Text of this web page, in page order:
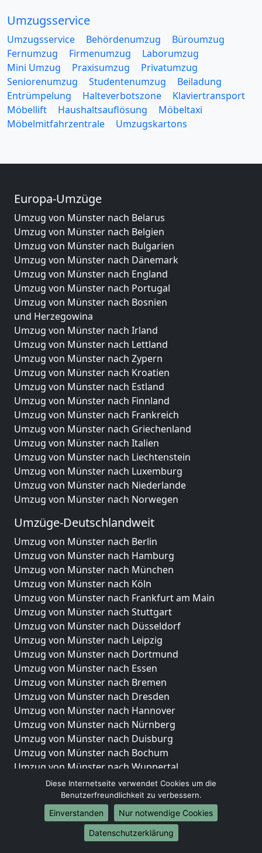
Umzugsservice
Umzugsservice Behördenumzug
Büroumzug
Fernumzug
Firmenumzug
Laborumzug
Mini Umzug
Praxisumzug
Privatumzug
Seniorenumzug
Studentenumzug
Beiladung
Entrümpelung
Halteverbotszone
Klaviertransport
Möbellift
Haushaltsauflösung
Möbeltaxi
Möbelmitfahrzentrale
Umzugskartons
Europa-Umzüge
Umzug von Münster nach Belarus
Umzug von Münster nach Belgien
Umzug von Münster nach Bulgarien
Umzug von Münster nach Dänemark
Umzug von Münster nach England
Umzug von Münster nach Portugal
Umzug von Münster nach Bosnien
und Herzegowina
Umzug von Münster nach Irland
Umzug von Münster nach Lettland
Umzug von Münster nach Zypern
Umzug von Münster nach Kroatien
Umzug von Münster nach Estland
Umzug von Münster nach Finnland
Umzug von Münster nach Frankreich
Umzug von Münster nach Griechenland
Umzug von Münster nach Italien
Umzug von Münster nach Liechtenstein
Umzug von Münster nach Luxemburg
Umzug von Münster nach Niederlande
Umzug von Münster nach Norwegen
Umzüge-Deutschlandweit
Umzug von Münster nach Berlin
Umzug von Münster nach Hamburg
Umzug von Münster nach München
Umzug von Münster nach Köln
Umzug von Münster nach Frankfurt am Main
Umzug von Münster nach Stuttgart
Umzug von Münster nach Düsseldorf
Umzug von Münster nach Leipzig
Umzug von Münster nach Dortmund
Umzug von Münster nach Essen
Umzug von Münster nach Bremen
Umzug von Münster nach Dresden
Umzug von Münster nach Hannover
Umzug von Münster nach Nürnberg
Umzug von Münster nach Duisburg
Umzug von Münster nach Bochum
Umzug von Münster nach Wuppertal
Umzug von Münster nach Bielefeld
Umzug von Münster nach Bonn
Umzug von Münster nach Münster
Internationale-Umzüge
Diese Internetseite verwendet Cookies um die
Benutzerfreundlichkeit zu verbessern.
Einverstanden
Nur notwendige Cookies
Datenschutzerklärung